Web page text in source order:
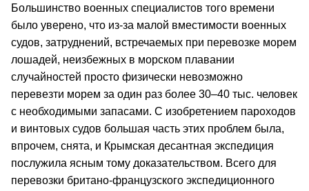
Большинство военных специалистов того времени
было уверено, что из-за малой вместимости военных
судов, затруднений, встречаемых при перевозке морем
лошадей, неизбежных в морском плавании
случайностей просто физически невозможно
перевезти морем за один раз более 30–40 тыс. человек
с необходимыми запасами. С изобретением пароходов
и винтовых судов большая часть этих проблем была,
впрочем, снята, и Крымская десантная экспедиция
послужила ясным тому доказательством. Всего для
перевозки британо-французского экспедиционного